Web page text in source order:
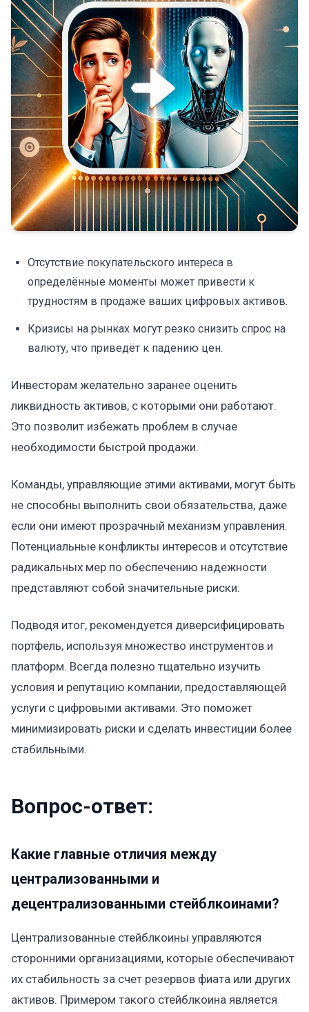
Отсутствие покупательского интереса в
определённые моменты может привести к
трудностям в продаже ваших цифровых активов.
Кризисы на рынках могут резко снизить спрос на
валюту, что приведёт к падению цен.
Инвесторам желательно заранее оценить
ликвидность активов, с которыми они работают.
Это позволит избежать проблем в случае
необходимости быстрой продажи.
Команды, управляющие этими активами, могут быть
не способны выполнить свои обязательства, даже
если они имеют прозрачный механизм управления.
Потенциальные конфликты интересов и отсутствие
радикальных мер по обеспечению надежности
представляют собой значительные риски.
Подводя итог, рекомендуется диверсифицировать
портфель, используя множество инструментов и
платформ. Всегда полезно тщательно изучить
условия и репутацию компании, предоставляющей
услуги с цифровыми активами. Это поможет
минимизировать риски и сделать инвестиции более
стабильными.
Вопрос-ответ:
Какие главные отличия между
централизованными и
децентрализованными стейблкоинами?
Централизованные стейблкоины управляются
сторонними организациями, которые обеспечивают
их стабильность за счет резервов фиата или других
активов. Примером такого стейблкоина является